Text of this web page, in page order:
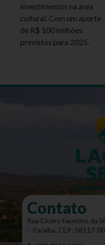
investimentos na área
cultural. Com um aporte
de R$ 100 milhões
previstos para 2025.
Contato
Rua Cícero Faustino da
– Paraíba. CEP: 58117-